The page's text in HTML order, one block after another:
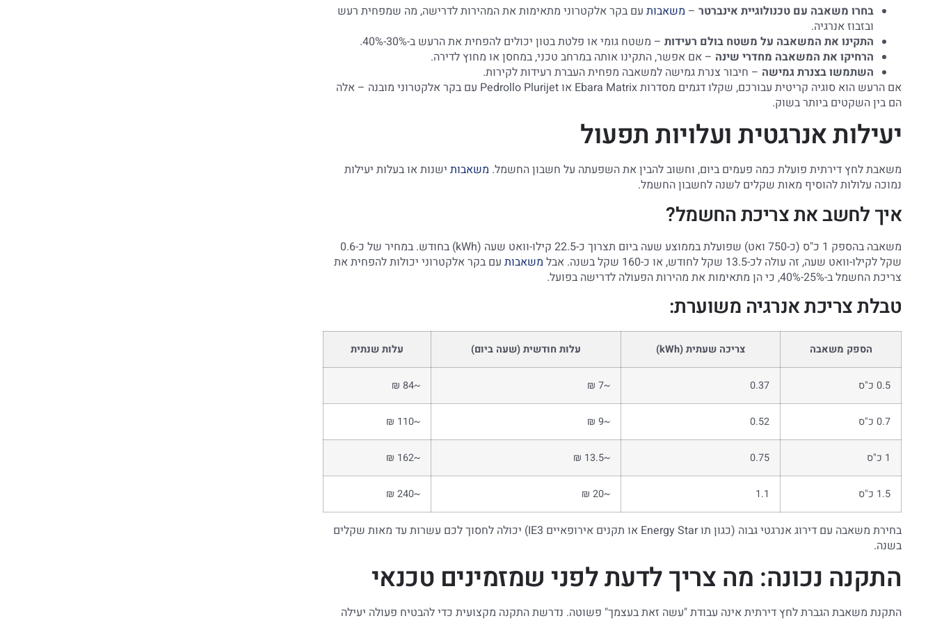
בחרו משאבה עם טכנולוגיית אינברטר – משאבות עם בקר אלקטרוני מתאימות את המהירות לדרישה, מה שמפחית רעש
ובזבוז אנרגיה.
התקינו את המשאבה על משטח בולם רעידות – משטח גומי או פלטת בטון יכולים להפחית את הרעש ב-30%-40%.
הרחיקו את המשאבה מחדרי שינה – אם אפשר, התקינו אותה במרחב טכני, במחסן או מחוץ לדירה.
השתמשו בצנרת גמישה – חיבור צנרת גמישה למשאבה מפחית העברת רעידות לקירות.
אם הרעש הוא סוגיה קריטית עבורכם, שקלו דגמים מסדרות Ebara Matrix או Pedrollo Plurijet עם בקר אלקטרוני מובנה – אלה
הם בין השקטים ביותר בשוק.
יעילות אנרגטית ועלויות תפעול
משאבת לחץ דירתית פועלת כמה פעמים ביום, וחשוב להבין את השפעתה על חשבון החשמל. משאבות ישנות או בעלות יעילות
נמוכה עלולות להוסיף מאות שקלים לשנה לחשבון החשמל.
איך לחשב את צריכת החשמל?
משאבה בהספק 1 כ"ס (כ-750 ואט) שפועלת בממוצע שעה ביום תצרוך כ-22.5 קילו-וואט שעה (kWh) בחודש. במחיר של כ-0.6
שקל לקילו-וואט שעה, זה עולה לכ-13.5 שקל לחודש, או כ-160 שקל בשנה. אבל
משאבות עם בקר אלקטרוני יכולות להפחית את
צריכת החשמל ב-25%-40%, כי הן מתאימות את מהירות הפעולה לדרישה בפועל.
טבלת צריכת אנרגיה משוערת:
הספק משאבה צריכה שעתית (kWh) עלות חודשית (שעה ביום) עלות שנתית
0.5 כ"ס 0.37
~7 ₪
~84 ₪
0.7 כ"ס 0.52
~9 ₪
~110 ₪
1 כ"ס 0.75
~13.5 ₪
~162 ₪
1.5 כ"ס 1.1
~20 ₪
~240 ₪
בחירת משאבה עם דירוג אנרגטי גבוה (כגון תו Energy Star או תקנים אירופאיים IE3) יכולה לחסוך לכם עשרות עד מאות שקלים
בשנה.
התקנה נכונה: מה צריך לדעת לפני שמזמינים טכנאי
התקנת משאבת הגברת לחץ דירתית אינה עבודת "עשה זאת בעצמך" פשוטה. נדרשת התקנה מקצועית כדי להבטיח פעולה יעילה